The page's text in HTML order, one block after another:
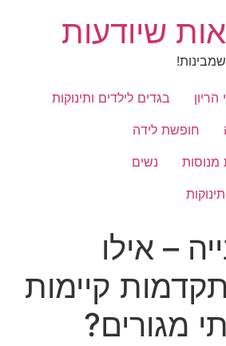
שיודעות
בגדים לילדים ותינוקות
חופשת לידה
מנוסות
נשים
תינוקות
– אילו
קיימות
מגורים?